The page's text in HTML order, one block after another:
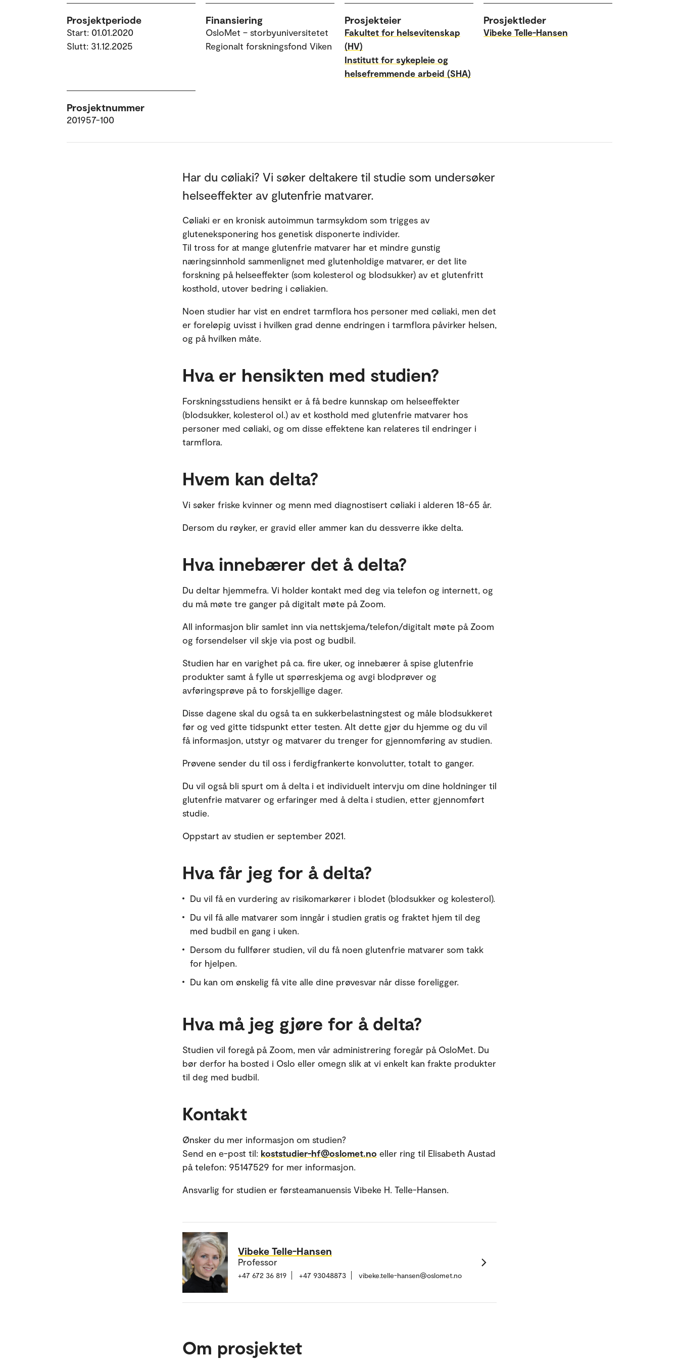
Prosjektperiode
Start: 01.01.2020
Slutt: 31.12.2025
Finansiering
OsloMet – storbyuniversitetet
Regionalt forskningsfond Viken
Prosjekteier
Fakultet for helsevitenskap
(HV)
Institutt for sykepleie og
helsefremmende arbeid (SHA)
Prosjektleder
Vibeke Telle-Hansen
Prosjektnummer
201957-100
Har du cøliaki? Vi søker deltakere til studie som undersøker
helseeffekter av glutenfrie matvarer.
Cøliaki er en kronisk autoimmun tarmsykdom som trigges av
gluteneksponering hos genetisk disponerte individer.
Til tross for at mange glutenfrie matvarer har et mindre gunstig
næringsinnhold sammenlignet med glutenholdige matvarer, er det lite
forskning på helseeffekter (som kolesterol og blodsukker) av et glutenfritt
kosthold, utover bedring i cøliakien.
Noen studier har vist en endret tarmflora hos personer med cøliaki, men det
er foreløpig uvisst i hvilken grad denne endringen i tarmflora påvirker helsen,
og på hvilken måte.
Hva er hensikten med studien?
Forskningsstudiens hensikt er å få bedre kunnskap om helseeffekter
(blodsukker, kolesterol ol.) av et kosthold med glutenfrie matvarer hos
personer med cøliaki, og om disse effektene kan relateres til endringer i
tarmflora.
Hvem kan delta?
Vi søker friske kvinner og menn med diagnostisert cøliaki i alderen 18-65 år.
Dersom du røyker, er gravid eller ammer kan du dessverre ikke delta.
Hva innebærer det å delta?
Du deltar hjemmefra. Vi holder kontakt med deg via telefon og internett, og
du må møte tre ganger på digitalt møte på Zoom.
All informasjon blir samlet inn via nettskjema/telefon/digitalt møte på Zoom
og forsendelser vil skje via post og budbil.
Studien har en varighet på ca. fire uker, og innebærer å spise glutenfrie
produkter samt å fylle ut spørreskjema og avgi blodprøver og
avføringsprøve på to forskjellige dager.
Disse dagene skal du også ta en sukkerbelastningstest og måle blodsukkeret
før og ved gitte tidspunkt etter testen. Alt dette gjør du hjemme og du vil
få informasjon, utstyr og matvarer du trenger for gjennomføring av studien.
Prøvene sender du til oss i ferdigfrankerte konvolutter, totalt to ganger.
Du vil også bli spurt om å delta i et individuelt intervju om dine holdninger til
glutenfrie matvarer og erfaringer med å delta i studien, etter gjennomført
studie.
Oppstart av studien er september 2021.
Hva får jeg for å delta?
Du vil få en vurdering av risikomarkører i blodet (blodsukker og kolesterol).
Du vil få alle matvarer som inngår i studien gratis og fraktet hjem til deg
med budbil en gang i uken.
Dersom du fullfører studien, vil du få noen glutenfrie matvarer som takk
for hjelpen.
Du kan om ønskelig få vite alle dine prøvesvar når disse foreligger.
Hva må jeg gjøre for å delta?
Studien vil foregå på Zoom, men vår administrering foregår på OsloMet. Du
bør derfor ha bosted i Oslo eller omegn slik at vi enkelt kan frakte produkter
til deg med budbil.
Kontakt
Ønsker du mer informasjon om studien?
Send en e-post til: koststudier-hf@oslomet.no eller ring til Elisabeth Austad
på telefon: 95147529 for mer informasjon.
Ansvarlig for studien er førsteamanuensis Vibeke H. Telle-Hansen.
Vibeke Telle-Hansen
Professor
+47 672 36 819 +47 93048873 vibeke.telle-hansen@oslomet.no
Om prosjektet